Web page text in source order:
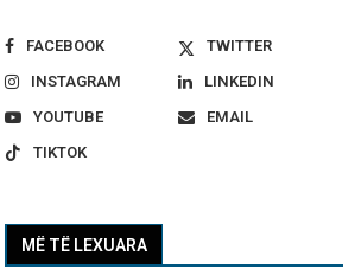
FACEBOOK
TWITTER
INSTAGRAM
LINKEDIN
YOUTUBE
EMAIL
TIKTOK
MË TË LEXUARA